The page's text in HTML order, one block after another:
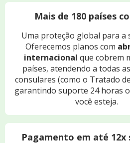
Mais de 180 países
Uma proteção global para a
Oferecemos planos com
internacional que cobrem
países, atendendo a todas
consulares (como o Tratado
garantindo suporte 24 horas
você esteja.
Pagamento em até 12x